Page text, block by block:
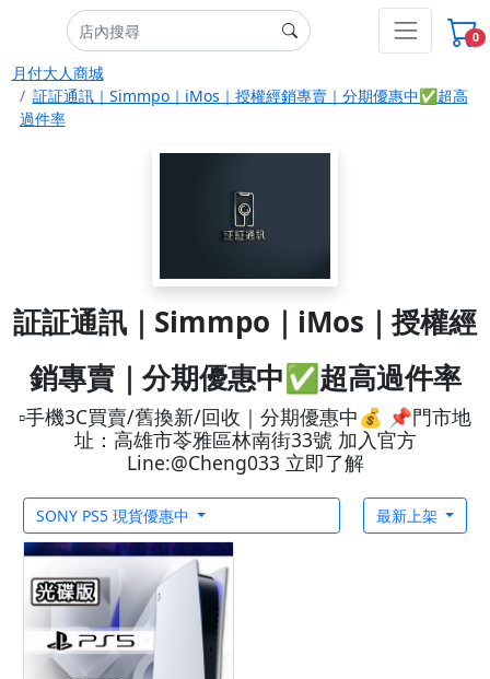
0
月付大人商城
証証通訊｜Simmpo｜iMos｜授權經銷專賣｜分期優惠中✅超高
過件率
証証通訊｜Simmpo｜iMos｜授權經
銷專賣｜分期優惠中✅超高過件率
▫️手機3C買賣/舊換新/回收｜分期優惠中💰 📌門市地
址：高雄市苓雅區林南街33號 加入官方
Line:@Cheng033 立即了解
SONY PS5 現貨優惠中 最新上架